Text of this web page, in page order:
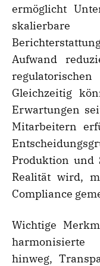
ermöglicht
Aufwand
Gleichzeitig
Erwartungen
Mitarbeitern
Produktion und
Realität wird,
Compliance
Wichtige
harmonisierte
hinweg,